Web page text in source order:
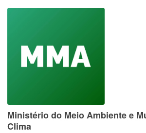
Ministério do Meio Ambiente e
Clima